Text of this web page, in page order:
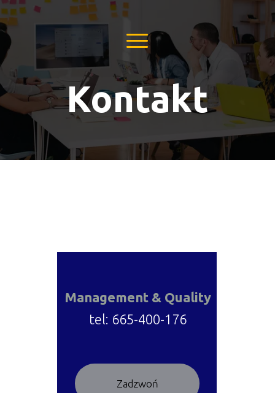
Kontakt
Zadzwoń
Management & Quality
tel: 665-400-176